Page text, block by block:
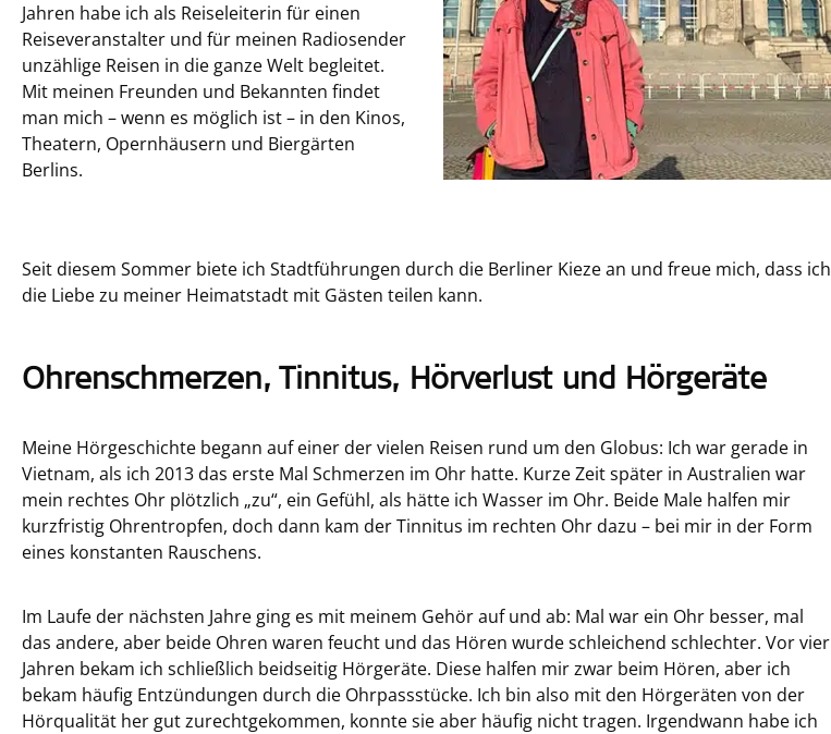
Jahren habe ich als Reiseleiterin für einen
Reiseveranstalter und für meinen Radiosender
unzählige Reisen in die ganze Welt begleitet.
Mit meinen Freunden und Bekannten findet
man mich – wenn es möglich ist – in den Kinos,
Theatern, Opernhäusern und Biergärten
Berlins.
Seit diesem Sommer biete ich Stadtführungen durch die Berliner Kieze an und freue mich, dass ich
die Liebe zu meiner Heimatstadt mit Gästen teilen kann.
Ohrenschmerzen, Tinnitus, Hörverlust und Hörgeräte
Meine Hörgeschichte begann auf einer der vielen Reisen rund um den Globus: Ich war gerade in
Vietnam, als ich 2013 das erste Mal Schmerzen im Ohr hatte. Kurze Zeit später in Australien war
mein rechtes Ohr plötzlich „zu“, ein Gefühl, als hätte ich Wasser im Ohr. Beide Male halfen mir
kurzfristig Ohrentropfen, doch dann kam der Tinnitus im rechten Ohr dazu – bei mir in der Form
eines konstanten Rauschens.
Im Laufe der nächsten Jahre ging es mit meinem Gehör auf und ab: Mal war ein Ohr besser, mal
das andere, aber beide Ohren waren feucht und das Hören wurde schleichend schlechter. Vor vier
Jahren bekam ich schließlich beidseitig Hörgeräte. Diese halfen mir zwar beim Hören, aber ich
bekam häufig Entzündungen durch die Ohrpassstücke. Ich bin also mit den Hörgeräten von der
Hörqualität her gut zurechtgekommen, konnte sie aber häufig nicht tragen. Irgendwann habe ich